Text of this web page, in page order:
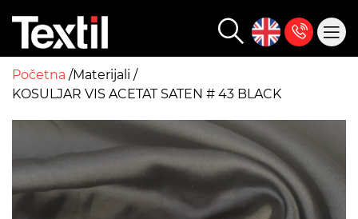
Početna Materijali
KOSULJAR VIS ACETAT SATEN # 43 BLACK